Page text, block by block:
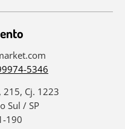
5346
215, Cj. 1223
Sul / SP
190